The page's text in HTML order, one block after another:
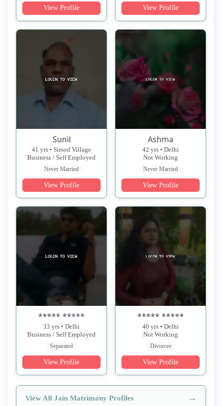
View Profile View Profile
Sunil
41 yrs • Sirsod Village
Business / Self Employed
Never Married
View Profile
Ashma
42 yrs • Delhi
Not Working
Never Married
View Profile
***** *****
33 yrs • Delhi
Business / Self Employed
Separated
View Profile
***** *****
40 yrs • Delhi
Not Working
Divorcee
View Profile
View All Jain Matrimony Profiles →